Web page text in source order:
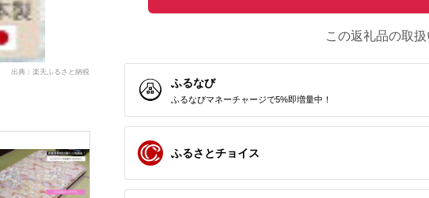
出典：楽天ふるさと納税
この返礼品の取扱
ふるなび
ふるなびマネーチャージで5%即増量中！
ふるさとチョイス